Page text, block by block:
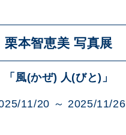
栗本智恵美 写真展
「風(かぜ) 人(びと)」
11/20 ～ 2025/11/26
み